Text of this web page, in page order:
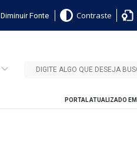
Diminuir Fonte Contraste
PORTAL ATUALIZADO